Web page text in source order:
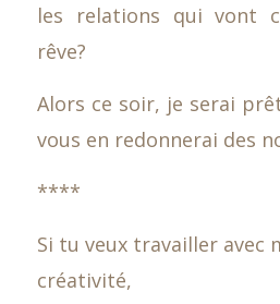
les relations qui vont
rêve?
Alors ce soir, je serai
vous en redonnerai des
****
Si tu veux travailler avec
créativité,